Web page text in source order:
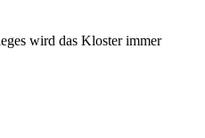
wird das Kloster immer